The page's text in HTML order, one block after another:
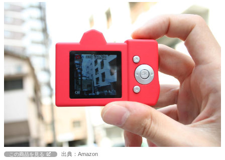
この商品を見る 出典：Amazon